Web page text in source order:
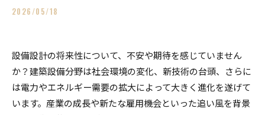
2026/05/18
設備設計の将来性について、不安や期待を感じていません
か？建築設備分野は社会環境の変化、新技術の台頭、さらに
は電力やエネルギー需要の拡大によって大きく進化を遂げて
います。産業の成長や新たな雇用機会といった追い風を背景